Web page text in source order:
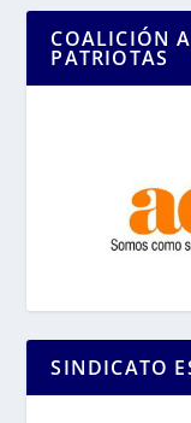
COALICIÓN
PATRIOTAS
SINDICATO